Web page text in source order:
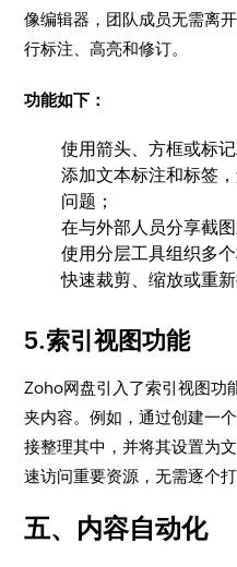
像编辑器，团队成员无需离
行标注、高亮和修订。
​功能如下：
使用箭头、方框或标
添加文本标注和标签
问题；
在与外部人员分享截
使用分层工具组织多
快速裁剪、缩放或重新
5.索引视图功能
​Zoho网盘引入了索引视图功
夹内容。例如，通过创建一
接整理其中，并将其设置为
速访问重要资源，无需逐个打
五、内容自动化